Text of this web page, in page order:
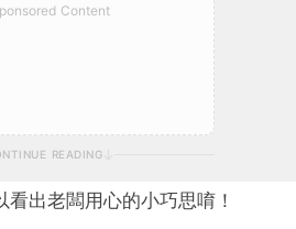
Content
READING
出老闆用心的小巧思唷！